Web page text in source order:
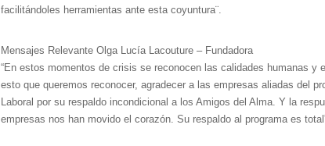
facilitándoles herramientas ante esta coyuntura¨.
Mensajes Relevante Olga Lucía Lacouture – Fundadora
“En estos momentos de crisis se reconocen las calidades humanas y
esto que queremos reconocer, agradecer a las empresas aliadas del
Laboral por su respaldo incondicional a los Amigos del Alma. Y la
empresas nos han movido el corazón. Su respaldo al programa es